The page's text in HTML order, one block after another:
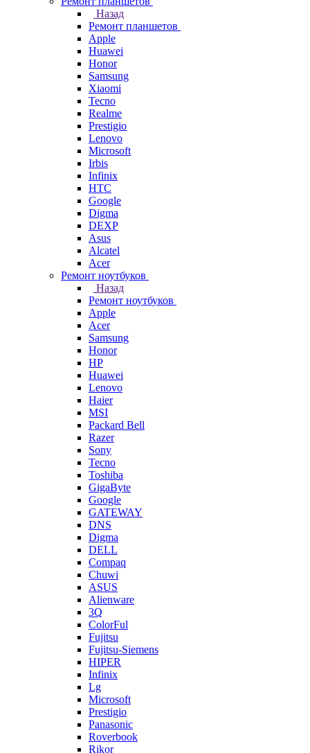
Назад
Ремонт планшетов
Apple
Huawei
Honor
Samsung
Xiaomi
Tecno
Realme
Prestigio
Lenovo
Microsoft
Irbis
Infinix
HTC
Google
Digma
DEXP
Asus
Alcatel
Acer
Ремонт ноутбуков
Назад
Ремонт ноутбуков
Apple
Acer
Samsung
Honor
HP
Huawei
Lenovo
Haier
MSI
Packard Bell
Razer
Sony
Tecno
Toshiba
GigaByte
Google
GATEWAY
DNS
Digma
DELL
Compaq
Chuwi
ASUS
Alienware
3Q
ColorFul
Fujitsu
Fujitsu-Siemens
HIPER
Infinix
Lg
Microsoft
Prestigio
Panasonic
Roverbook
Rikor